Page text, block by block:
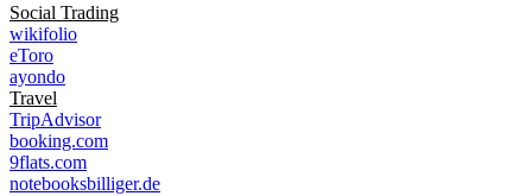
Social Trading
wikifolio
eToro
ayondo
Travel
TripAdvisor
booking.com
9flats.com
notebooksbilliger.de